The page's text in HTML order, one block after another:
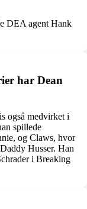
DEA agent Hank
har Dean
også medvirket i
spillede
og Claws, hvor
Husser. Han
i Breaking